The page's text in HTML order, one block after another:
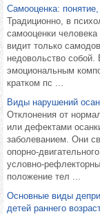
Самооценка:
Традиционно, в
самооценки
видит только
недовольство собой.
эмоциональным
кратком пс ...
Виды нарушений
Отклонения от
или дефектами
заболеванием. Они
опорно-
условно-
положение тел ...
Основные виды
детей раннего